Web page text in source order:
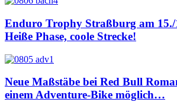
Enduro Trophy Straßburg am 15./
Heiße Phase, coole Strecke!
Neue Maßstäbe bei Red Bull
einem Adventure-Bike möglich…